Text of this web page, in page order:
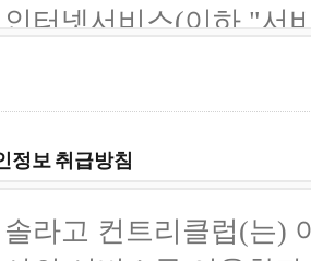
정보 취급방침